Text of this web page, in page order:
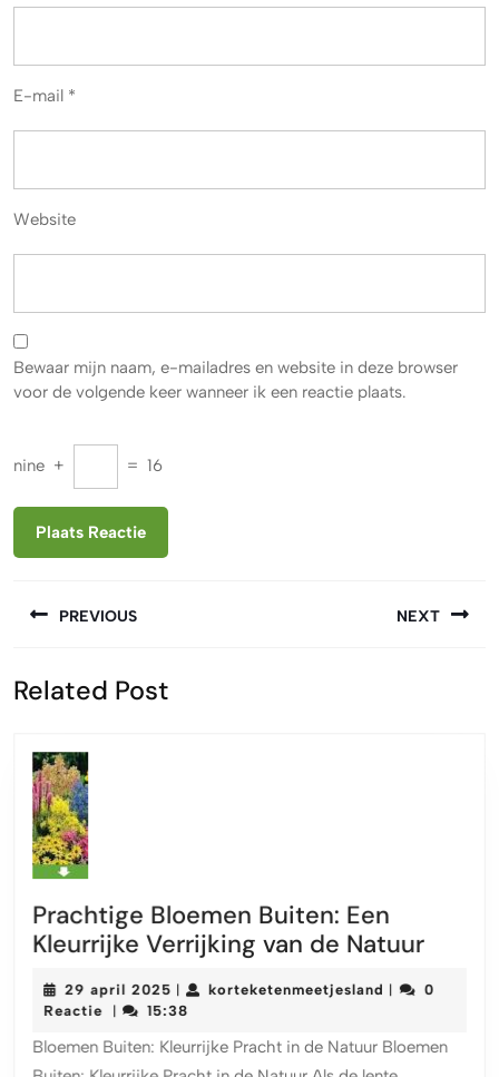
E-mail *
Website
Bewaar mijn naam, e-mailadres en website in deze browser
voor de volgende keer wanneer ik een reactie plaats.
nine + = 16
PREVIOUS
bericht:
NEXT
Related Post
Prachtige Bloemen Buiten: Een
Kleurrijke Verrijking van de Natuur
29 april 2025 29
april
| korteketenmeetjesland |
0
Reactie
| 15:38
Bloemen Buiten: Kleurrijke Pracht in de Natuur Bloemen